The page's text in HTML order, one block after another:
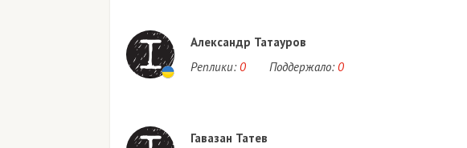
Александр Татауров
Реплики: 0 Поддержало: 0
Гавазан Татев